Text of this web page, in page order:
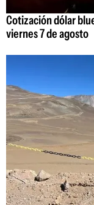
Cotización dólar
viernes 7 de agosto